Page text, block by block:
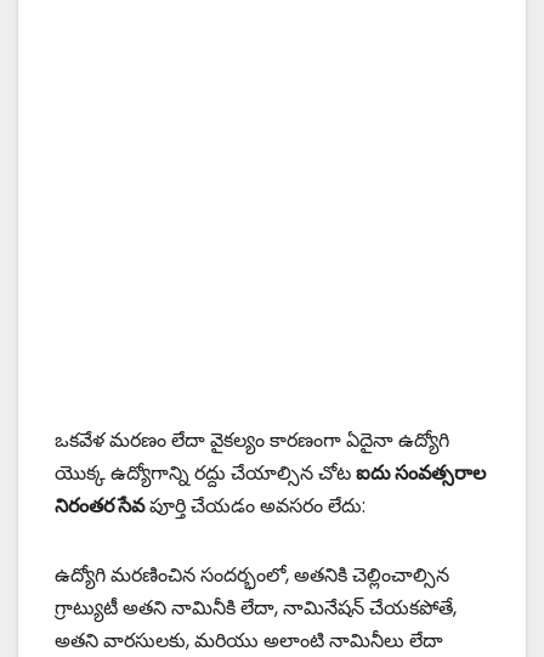
ఒకవేళ మరణం లేదా వైకల్యం కారణంగా ఏదైనా ఉద్యోగి
యొక్క ఉద్యోగాన్ని రద్దు చేయాల్సిన చోటఐదు సంవత్సరాల
నిరంతర సేవపూర్తి చేయడం అవసరం లేదు:
ఉద్యోగి మరణించిన సందర్భంలో, అతనికి చెల్లించాల్సిన
గ్రాట్యుటీ అతని నామినీకి లేదా, నామినేషన్ చేయకపోతే,
అతని వారసులకు, మరియు అలాంటి నామినీలు లేదా